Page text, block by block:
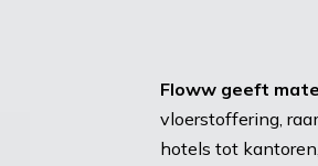
Floww geeft
vloerstoffering,
hotels tot